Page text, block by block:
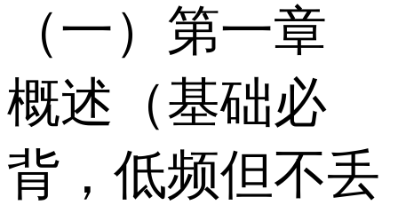
（一）第一章
概述（基础必
背，低频但不丢